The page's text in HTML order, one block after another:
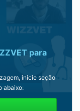
para
inicie seção
abaixo: